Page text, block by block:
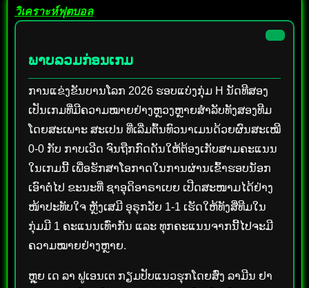
วิเคราะห์ฟุตบอล
ພາບລວມກ່ອນເກມ
ການແຂ່ງຂັນບານໂລກ 2026 ຮອບແບ່ງກຸ່ມ H ນັດທີສອງ
ເປັນເກມທີ່ມີຄວາມໝາຍຢ່າງຫຼວງຫຼາຍສຳລັບທັງສອງທີມ
ໂດຍສະເພາະ ສະເປນ ທີ່ເລີ່ມຕົ້ນທົວນາເມນດ້ວຍຜົນສະເໝີ
0-0 ກັບ ກາບເວີດ ຈົນຖືກກົດດັນໃຫ້ຕ້ອງເກັບສາມຄະແນນ
ໃນເກມນີ້ ເພື່ອຮັກສາໂອກາດໃນການຜ່ານເຂົ້າຮອບນັອກ
ເອົາຕໍ່ໄປ ຂະນະທີ່ ຊາອຸດິອາຣາເບຍ ເປີດສະໜາມໄດ້ຢ່າງ
ໜ້າປະທັບໃຈ ຫຼັງເສມີ ອຸຣຸກວັຍ 1-1 ເຮັດໃຫ້ທັງສີ່ທີມໃນ
ກຸ່ມມີ 1 ຄະແນນເທົ່າກັນ ແລະ ທຸກຄະແນນຈາກນີ້ໄປຈະມີ
ຄວາມໝາຍຢ່າງຫຼາຍ.
ຫຼຸຍ ເດ ລາ ຟູເອນເຕ ກຽມປັບແນວຮຸກໂດຍສົ່ງ ລາມີນ ຢາ